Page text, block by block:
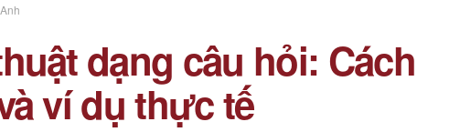
dạng câu hỏi: Cách
ví dụ thực tế